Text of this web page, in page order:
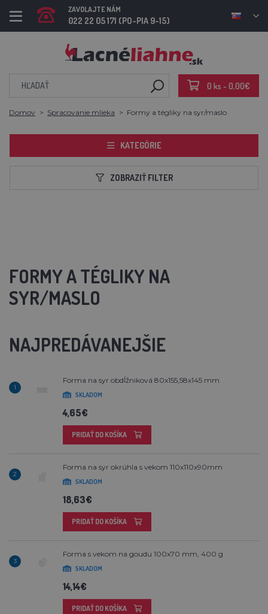
ZAVOLAJTE NÁM
022 22 05 171 (PO-PIA 9-15)
0 ks - 0,00€
Domov Spracovanie mlieka Formy a tégliky na syr/maslo
KATEGÓRIE
ZOBRAZIŤ FILTER
FORMY A TÉGLIKY NA
SYR/MASLO
NAJPREDÁVANEJŠIE
1
Forma na syr obdĺžniková 80x155,58x145 mm
SKLADOM
4,65€
PRIDAŤ DO KOŠÍKA
2
Forma na syr okrúhla s vekom 110x110x90mm
SKLADOM
18,63€
PRIDAŤ DO KOŠÍKA
3
Forma s vekom na goudu 100x70 mm, 400 g
SKLADOM
14,14€
PRIDAŤ DO KOŠÍKA